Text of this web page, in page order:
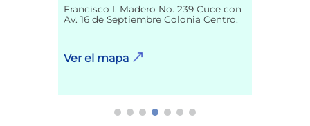
Francisco I. Madero No. 239 Cuce con
Av. 16 de Septiembre Colonia Centro.
Ver el mapa